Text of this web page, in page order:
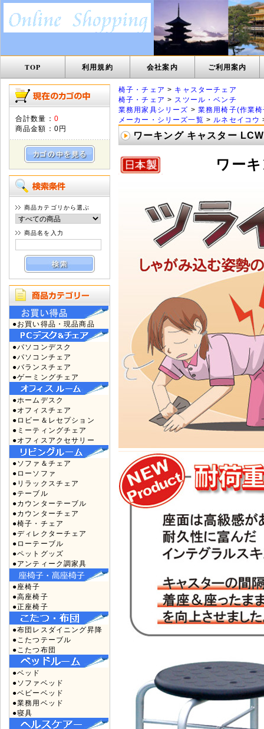
TOP 利用規約 会社案内 ご利用案内
合計数量： 0
商品金額： 0円
商品カテゴリから選ぶ
商品名を入力
●お買い得品・現品商品
●パソコンデスク
●パソコンチェア
●バランスチェア
●ゲーミングチェア
●ホームデスク
●オフィスチェア
●ロビー＆レセプション
●ミーティングチェア
●オフィスアクセサリー
●ソファ＆チェア
●ローソファ
●リラックスチェア
●テーブル
●カウンターテーブル
●カウンターチェア
●椅子・チェア
●ディレクターチェア
●ローテーブル
●ペットグッズ
●アンティーク調家具
●座椅子
●高座椅子
●正座椅子
●布団レスダイニング昇降
●こたつテーブル
●こたつ布団
●ベッド
●ソファベッド
●ベビーベッド
●業務用ベッド
●寝具
椅子・チェア > キャスターチェア
椅子・チェア > スツール・ベンチ
業務用家具シリーズ > 業務用椅子(作業
メーカー・シリーズ一覧 > ルネセイコウ
ワーキング キャスター
ワー